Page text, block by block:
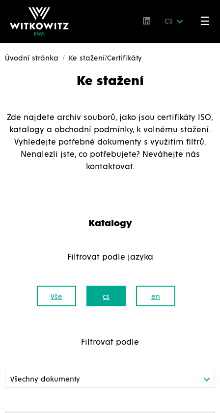
CS ☰
Úvodní stránka Ke stažení/Certifikáty
Ke stažení
Zde najdete archiv souborů, jako jsou certifikáty ISO,
katalogy a obchodní podmínky, k volnému stažení.
Vyhledejte potřebné dokumenty s využitím filtrů.
Nenalezli jste, co potřebujete? Neváhejte nás
kontaktovat.
Katalogy
Filtrovat podle jazyka
Vše cs en
Filtrovat podle